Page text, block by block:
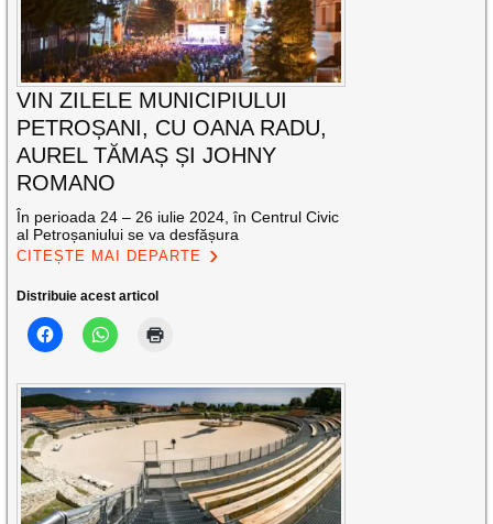
VIN ZILELE MUNICIPIULUI
PETROȘANI, CU OANA RADU,
AUREL TĂMAȘ ȘI JOHNY
ROMANO
În perioada 24 – 26 iulie 2024, în Centrul Civic
al Petroșaniului se va desfășura
CITEȘTE MAI DEPARTE
Distribuie acest articol